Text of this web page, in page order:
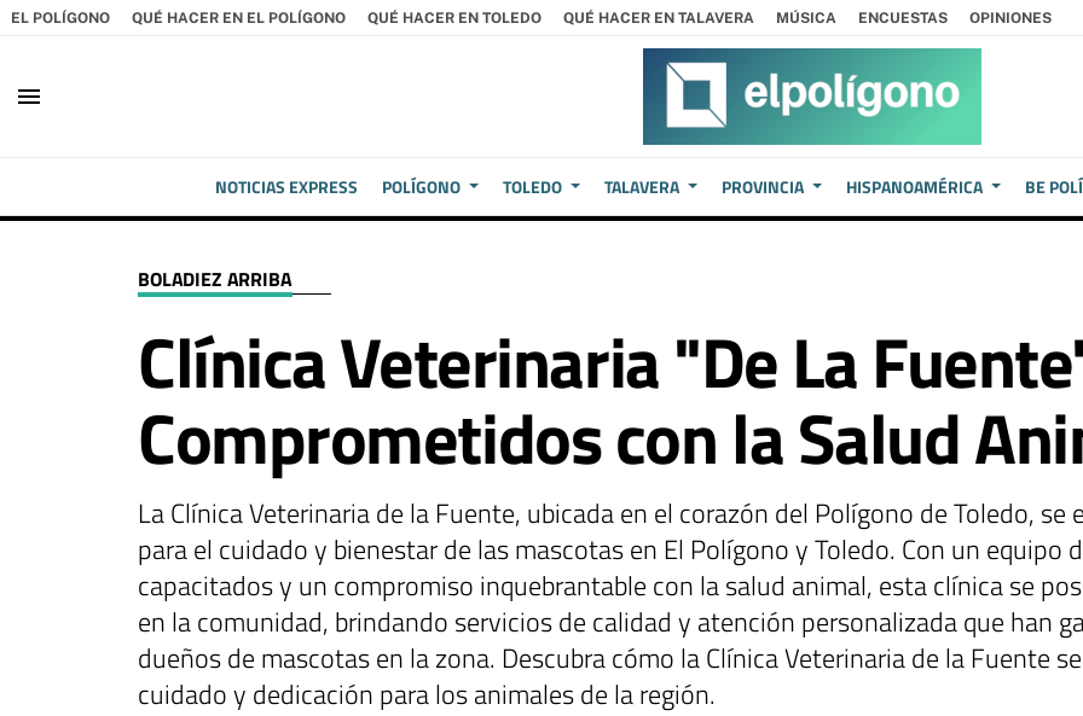
EL POLÍGONO QUÉ HACER EN EL POLÍGONO QUÉ HACER EN TOLEDO QUÉ HACER EN TALAVERA MÚSICA ENCUESTAS OPINIONES
menu
NOTICIAS EXPRESS POLÍGONO TOLEDO TALAVERA PROVINCIA HISPANOAMÉRICA BE
BOLADIEZ ARRIBA
Clínica Veterinaria "De La
Comprometidos con la Salud
La Clínica Veterinaria de la Fuente, ubicada en el corazón del Polígono de Toledo,
para el cuidado y bienestar de las mascotas en El Polígono y Toledo. Con un
capacitados y un compromiso inquebrantable con la salud animal, esta clínica se
en la comunidad, brindando servicios de calidad y atención personalizada que han
dueños de mascotas en la zona. Descubra cómo la Clínica Veterinaria de la Fuente
cuidado y dedicación para los animales de la región.